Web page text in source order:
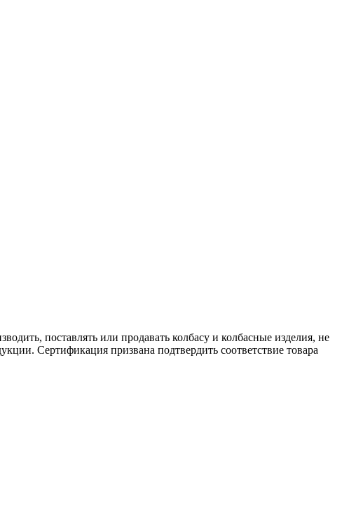
поставлять или продавать колбасу и колбасные изделия, не
Сертификация призвана подтвердить соответствие товара